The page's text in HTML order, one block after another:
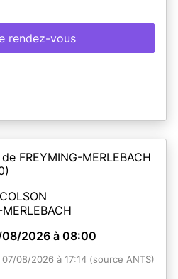
rendez-vous
FREYMING-MERLEBACH
2026 à 08:00
08/2026 à 17:14 (source ANTS)